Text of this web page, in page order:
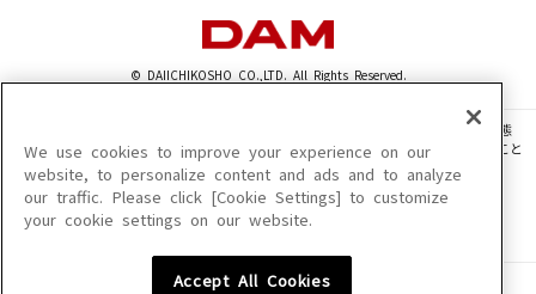
© DAIICHIKOSHO CO.,LTD. All Rights Reserved.
このサイトに掲載されている一切の文章・画像・写真・動画・音声等を、手段や形態
を問わず、著作権法の定める範囲を超えて無断で複製、転載、ファイル化などすること
を禁じます。
楽曲及びコンテンツは、機種によりご利用いただけない場合があります。
楽曲及びコンテンツの配信日、配信内容が変更になる場合があります。
We use cookies to improve your experience on our
website, to personalize content and ads and to analyze
our traffic. Please click [Cookie Settings] to customize
your cookie settings on our website.
Accept All Cookies